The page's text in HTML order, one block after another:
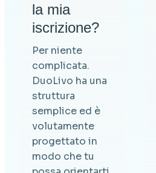
la mia
iscrizione?
Per niente
complicata.
DuoLivo ha una
struttura
semplice ed è
volutamente
progettato in
modo che tu